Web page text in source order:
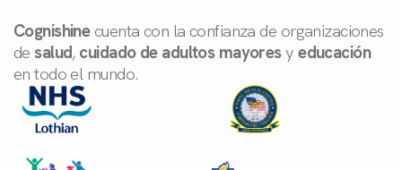
Cognishinecuenta con la confianza de organizaciones
de salud, cuidado de adultos mayoresyeducación
en todo el mundo.